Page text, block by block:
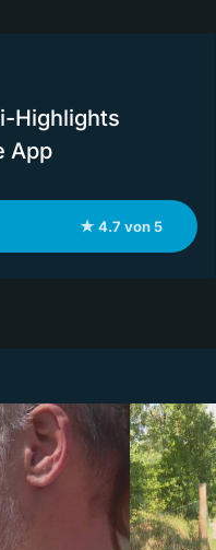
Highlights
App
★ 4.7 von 5